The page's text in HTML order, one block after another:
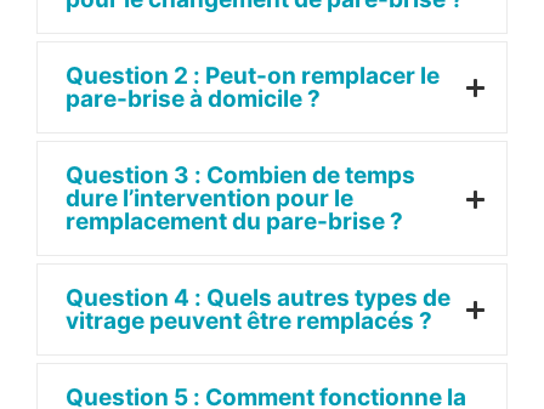
Question 2 : Peut-on remplacer le
pare-brise à domicile ?
Question 3 : Combien de temps
dure l’intervention pour le
remplacement du pare-brise ?
Question 4 : Quels autres types de
vitrage peuvent être remplacés ?
Question 5 : Comment fonctionne la